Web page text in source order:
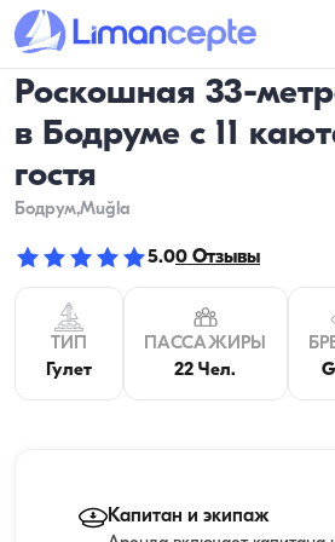
Роскошная 33-
в Бодруме с 11
гостя
Бодрум,Muğla
5.00 Отзывы
ТИП
Гулет
ПАССАЖИРЫ
22 Чел.
Капитан и экипаж